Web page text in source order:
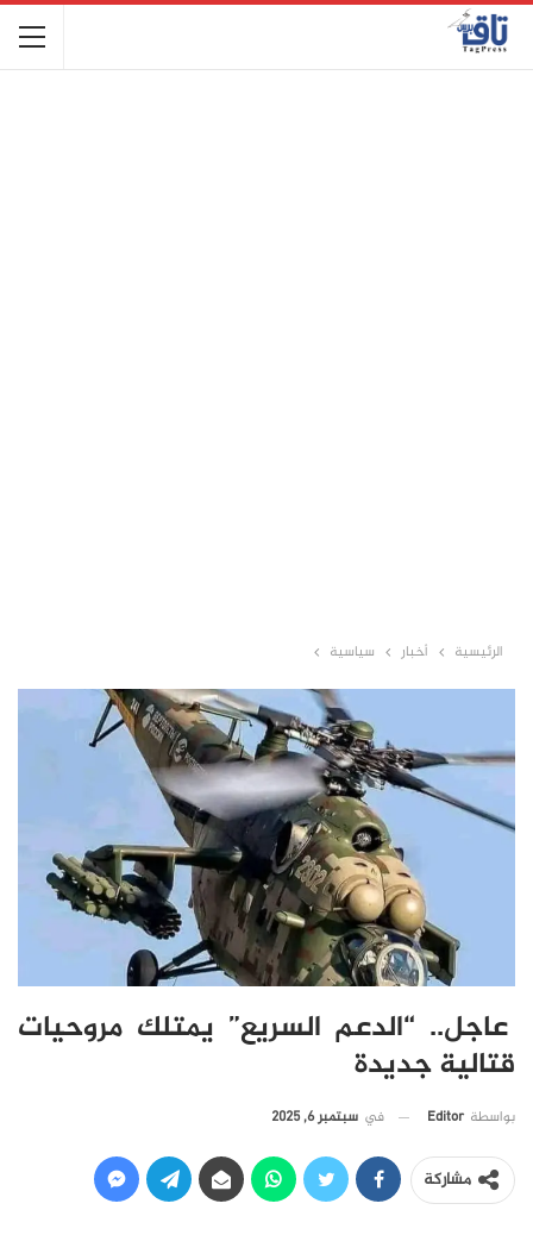
الرئيسية أخبار سياسية
عاجل.. “الدعم السريع” يمتلك مروحيات
قتالية جديدة
بواسطة Editor في سبتمبر 6, 2025
مشاركة